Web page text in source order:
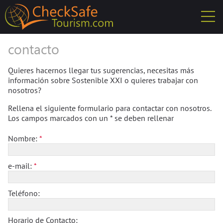
contacto
Quieres hacernos llegar tus sugerencias, necesitas más
información sobre Sostenible XXI o quieres trabajar con
nosotros?
Rellena el siguiente formulario para contactar con nosotros.
Los campos marcados con un * se deben rellenar
Nombre:
e-mail:
Teléfono:
Horario de Contacto: